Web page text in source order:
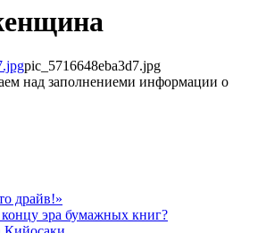
pic_5716648eba3d7.jpg
над заполнениеми информации о
драйв!»
эра бумажных книг?